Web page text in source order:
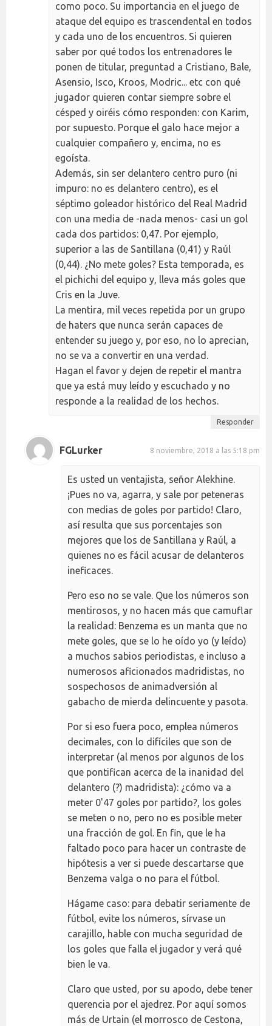
como poco. Su importancia en el juego de
ataque del equipo es trascendental en todos
y cada uno de los encuentros. Si quieren
saber por qué todos los entrenadores le
ponen de titular, preguntad a Cristiano, Bale,
Asensio, Isco, Kroos, Modric... etc con qué
jugador quieren contar siempre sobre el
césped y oiréis cómo responden: con Karim,
por supuesto. Porque el galo hace mejor a
cualquier compañero y, encima, no es
egoísta.
Además, sin ser delantero centro puro (ni
impuro: no es delantero centro), es el
séptimo goleador histórico del Real Madrid
con una media de -nada menos- casi un gol
cada dos partidos: 0,47. Por ejemplo,
superior a las de Santillana (0,41) y Raúl
(0,44). ¿No mete goles? Esta temporada, es
el pichichi del equipo y, lleva más goles que
Cris en la Juve.
La mentira, mil veces repetida por un grupo
de haters que nunca serán capaces de
entender su juego y, por eso, no lo aprecian,
no se va a convertir en una verdad.
Hagan el favor y dejen de repetir el mantra
que ya está muy leído y escuchado y no
responde a la realidad de los hechos.
Responder
FGLurker 8 noviembre, 2018 a las 5:18 pm
Es usted un ventajista, señor Alekhine.
¡Pues no va, agarra, y sale por peteneras
con medias de goles por partido! Claro,
así resulta que sus porcentajes son
mejores que los de Santillana y Raúl, a
quienes no es fácil acusar de delanteros
ineficaces.
Pero eso no se vale. Que los números son
mentirosos, y no hacen más que camuflar
la realidad: Benzema es un manta que no
mete goles, que se lo he oído yo (y leído)
a muchos sabios periodistas, e incluso a
numerosos aficionados madridistas, no
sospechosos de animadversión al
gabacho de mierda delincuente y pasota.
Por si eso fuera poco, emplea números
decimales, con lo difíciles que son de
interpretar (al menos por algunos de los
que pontifican acerca de la inanidad del
delantero (?) madridista): ¿cómo va a
meter 0'47 goles por partido?, los goles
se meten o no, pero no es posible meter
una fracción de gol. En fin, que le ha
faltado poco para hacer un contraste de
hipótesis a ver si puede descartarse que
Benzema valga o no para el fútbol.
Hágame caso: para debatir seriamente de
fútbol, evite los números, sírvase un
carajillo, hable con mucha seguridad de
los goles que falla el jugador y verá qué
bien le va.
Claro que usted, por su apodo, debe tener
querencia por el ajedrez. Por aquí somos
más de Urtain (el morrosco de Cestona,